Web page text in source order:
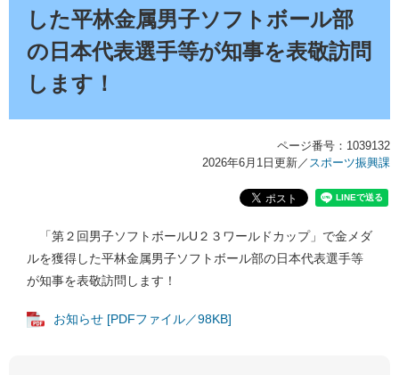
した平林金属男子ソフトボール部
の日本代表選手等が知事を表敬訪問
します！
ページ番号：1039132
2026年6月1日更新／ スポーツ振興課
「第２回男子ソフトボールU２３ワールドカップ」で金メダ
ルを獲得した平林金属男子ソフトボール部の日本代表選手等
が知事を表敬訪問します！
お知らせ [PDFファイル／98KB]